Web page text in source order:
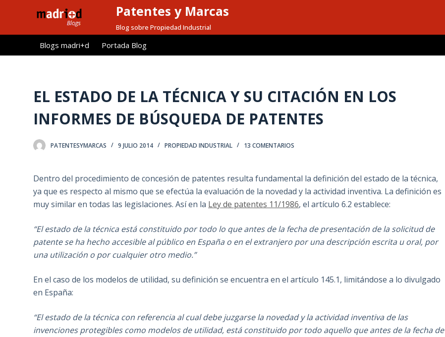
l
Patentes y Marcas
Blog sobre Propiedad Industrial
Blogs madri+d Portada Blog
EL ESTADO DE LA TÉCNICA Y SU CITACIÓN EN LOS
INFORMES DE BÚSQUEDA DE PATENTES
PATENTESYMARCAS 9 JULIO 2014 PROPIEDAD INDUSTRIAL 13 COMENTARIOS
Dentro del procedimiento de concesión de patentes resulta fundamental la definición del estado de la técnica,
ya que es respecto al mismo que se efectúa la evaluación de la novedad y la actividad inventiva. La definición es
muy similar en todas las legislaciones. Así en la Ley de patentes 11/1986, el artículo 6.2 establece:
“El estado de la técnica está constituido por todo lo que antes de la fecha de presentación de la solicitud de
patente se ha hecho accesible al público en España o en el extranjero por una descripción escrita u oral, por
una utilización o por cualquier otro medio.”
En el caso de los modelos de utilidad, su definición se encuentra en el artículo 145.1, limitándose a lo divulgado
en España:
“El estado de la técnica con referencia al cual debe juzgarse la novedad y la actividad inventiva de las
invenciones protegibles como modelos de utilidad, está constituido por todo aquello que antes de la fecha de